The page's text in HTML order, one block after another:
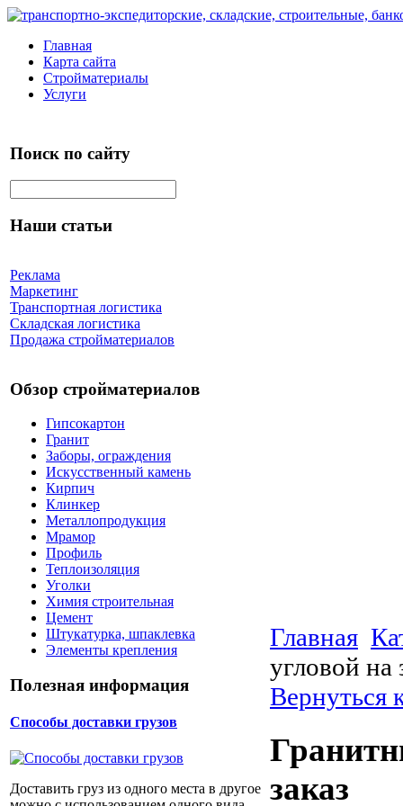
Главная
Карта сайта
Стройматериалы
Услуги
Поиск по сайту
Наши статьи
Реклама
Маркетинг
Транспортная логистика
Складская логистика
Продажа стройматериалов
Обзор стройматериалов
Гипсокартон
Гранит
Заборы, ограждения
Искусственный камень
Кирпич
Клинкер
Металлопродукция
Мрамор
Профиль
Теплоизоляция
Уголки
Химия строительная
Цемент
Штукатурка, шпаклевка
Элементы крепления
Полезная информация
Способы доставки грузов
Доставить груз из одного места в другое
Главная
угловой на
Вернуться
заказ